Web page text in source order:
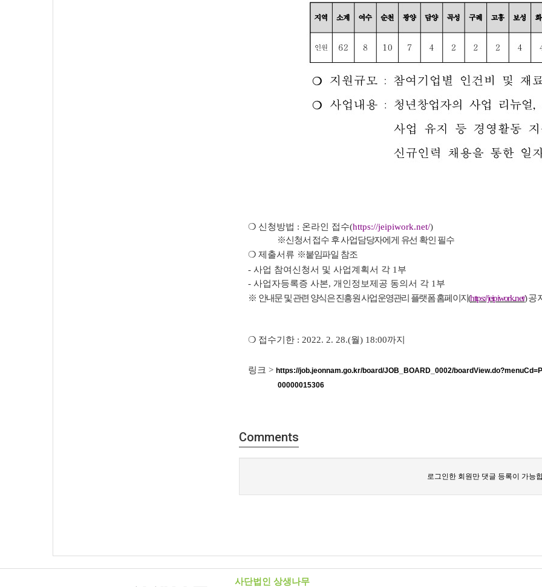
❍ 신청방법 : 온라인 접수(https://jeipiwork.net/)
※신청서 접수 후 사업담당자에게 유선 확인 필수
❍ 제출서류 ※붙임파일 참조
- 사업 참여신청서 및 사업계획서 각 1 부
- 사업자등록증 사본, 개인정보제공 동의서 각 1 부
※ 안내문 및 관련 양식은 진흥원 사업운영관리 플랫폼 홈페이지(https://jeipiwork.net/)공
❍ 접수기한 : 2022. 2. 28.(월) 18:00까지
링크 > https://job.jeonnam.go.kr/board/JOB_BOARD_0002/
00000015306
Comments
로그인한 회원만 댓글 등록이 가능
사단법인 상생나무